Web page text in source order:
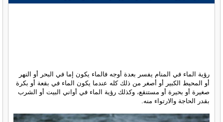
رؤية الماء في المنام يفسر بعدة أوجه فالماء يكون إما في البحر أو النهر
أو المحيط الكبير أو أصغر من ذلك كله عندما يكون الماء في بقعة أو بكرة
صغيرة أو بحيرة أو مستنقع، وكذلك رؤية الماء في أواني البيت أو الشرب
بقدر الحاجة والارتواء منه.